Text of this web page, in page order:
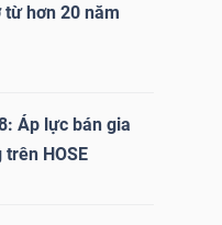
từ hơn 20 năm
Áp lực bán gia
HOSE